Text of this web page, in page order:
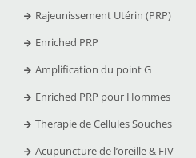
Rajeunissement Utérin (PRP)
Enriched PRP
Amplification du point G
Enriched PRP pour Hommes
Therapie de Cellules Souches
Acupuncture de l’oreille & FIV